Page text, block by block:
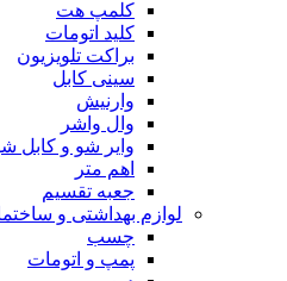
کلمپ هت
کلید اتومات
براکت تلویزیون
سینی کابل
وارنیش
وال واشر
وایر شو و کابل
اهم متر
جعبه تقسیم
لوازم بهداشتی و
چسب
پمپ و اتومات